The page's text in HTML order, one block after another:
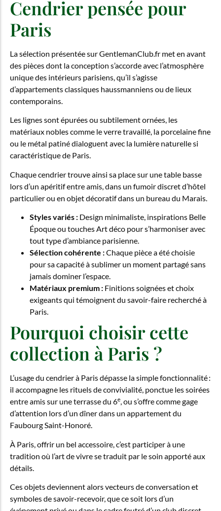
Cendrier pensée pour
Paris
La sélection présentée sur GentlemanClub.fr met en avant
des pièces dont la conception s’accorde avec l’atmosphère
unique des intérieurs parisiens, qu’il s’agisse
d’appartements classiques haussmanniens ou de lieux
contemporains.
Les lignes sont épurées ou subtilement ornées, les
matériaux nobles comme le verre travaillé, la porcelaine fine
ou le métal patiné dialoguent avec la lumière naturelle si
caractéristique de Paris.
Chaque cendrier trouve ainsi sa place sur une table basse
lors d’un apéritif entre amis, dans un fumoir discret d’hôtel
particulier ou en objet décoratif dans un bureau du Marais.
Styles variés : Design minimaliste, inspirations Belle
Époque ou touches Art déco pour s’harmoniser avec
tout type d’ambiance parisienne.
Sélection cohérente :Chaque pièce a été choisie
pour sa capacité à sublimer un moment partagé sans
jamais dominer l’espace.
Matériaux premium : Finitions soignées et choix
exigeants qui témoignent du savoir-faire recherché à
Paris.
Pourquoi choisir cette
collection à Paris ?
L’usage du cendrier à Paris dépasse la simple fonctionnalité :
il accompagne les rituels de convivialité, ponctue les soirées
entre amis sur une terrasse du 6e, ou s’offre comme gage
d’attention lors d’un dîner dans un appartement du
Faubourg Saint-Honoré.
À Paris, offrir un bel accessoire, c’est participer à une
tradition où l’art de vivre se traduit par le soin apporté aux
détails.
Ces objets deviennent alors vecteurs de conversation et
symboles de savoir-recevoir, que ce soit lors d’un